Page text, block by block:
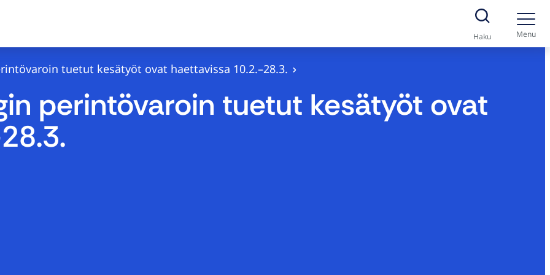
Haku Menu
tuetut kesätyöt ovat haettavissa 10.2.–28.3.
perintövaroin tuetut kesätyöt ovat